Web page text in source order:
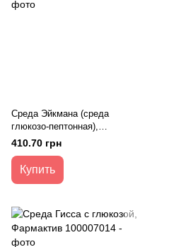
Среда Эйкмана (среда
глюкозо-пептонная),
Фармактив
410.70 грн
Купить